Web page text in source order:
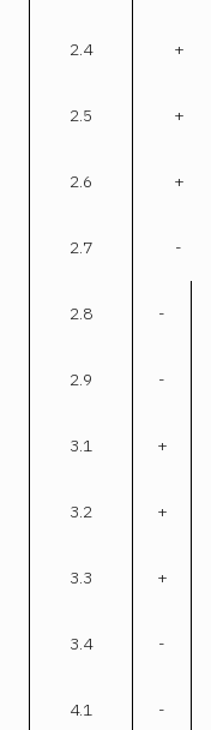
2.4 +
2.5 +
2.6 +
2.7 -
2.8 -
2.9 -
3.1 +
3.2 +
3.3 +
3.4 -
4.1 -